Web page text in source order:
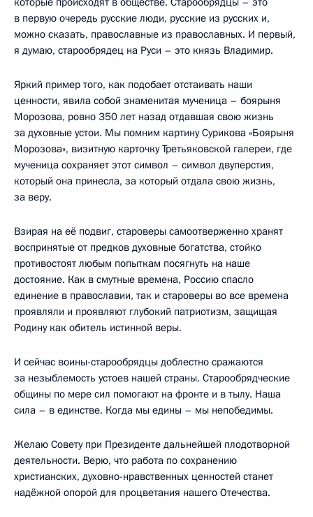
в первую очередь русские люди, русские из русских и,
можно сказать, православные из православных. И первый,
я думаю, старообрядец на Руси – это князь Владимир.
Яркий пример того, как подобает отстаивать наши
ценности, явила собой знаменитая мученица – боярыня
Морозова, ровно 350 лет назад отдавшая свою жизнь
за духовные устои. Мы помним картину Сурикова «Боярыня
Морозова», визитную карточку Третьяковской галереи, где
мученица сохраняет этот символ – символ двуперстия,
который она принесла, за который отдала свою жизнь,
за веру.
Взирая на её подвиг, староверы самоотверженно хранят
воспринятые от предков духовные богатства, стойко
противостоят любым попыткам посягнуть на наше
достояние. Как в смутные времена, Россию спасло
единение в православии, так и староверы во все времена
проявляли и проявляют глубокий патриотизм, защищая
Родину как обитель истинной веры.
И сейчас воины-старообрядцы доблестно сражаются
за незыблемость устоев нашей страны. Старообрядческие
общины по мере сил помогают на фронте и в тылу. Наша
сила – в единстве. Когда мы едины – мы непобедимы.
Желаю Совету при Президенте дальнейшей плодотворной
деятельности. Верю, что работа по сохранению
христианских, духовно-нравственных ценностей станет
надёжной опорой для процветания нашего Отечества.